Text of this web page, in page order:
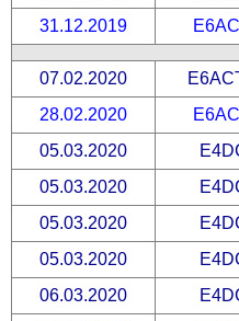
31.12.2019
07.02.2020
28.02.2020
05.03.2020
05.03.2020
05.03.2020
05.03.2020
06.03.2020